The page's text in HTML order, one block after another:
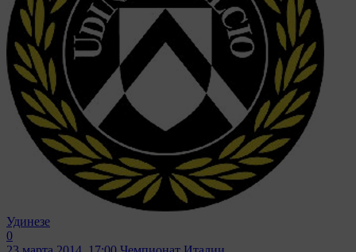
Удинезе
0